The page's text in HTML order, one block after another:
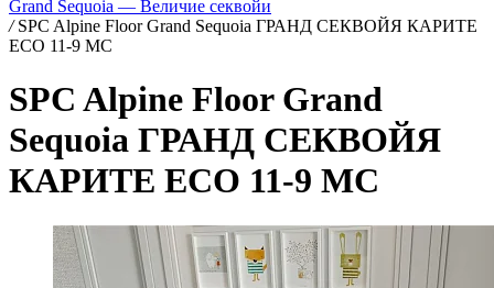
Grand Sequoia — Величие секвойи
/ SPC Alpine Floor Grand Sequoia ГРАНД СЕКВОЙЯ КАРИТЕ
ECO 11-9 MC
SPC Alpine Floor Grand
Sequoia ГРАНД СЕКВОЙЯ
КАРИТЕ ECO 11-9 MC